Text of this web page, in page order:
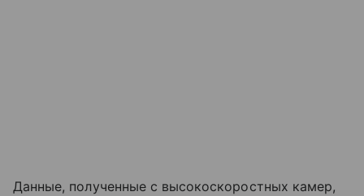
Данные, полученные с высокоскоростных камер,